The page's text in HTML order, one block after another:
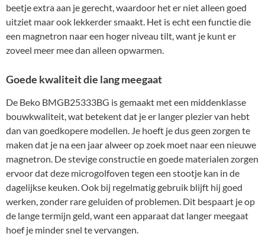
beetje extra aan je gerecht, waardoor het er niet alleen goed
uitziet maar ook lekkerder smaakt. Het is echt een functie die
een magnetron naar een hoger niveau tilt, want je kunt er
zoveel meer mee dan alleen opwarmen.
Goede kwaliteit die lang meegaat
De Beko BMGB25333BG is gemaakt met een middenklasse
bouwkwaliteit, wat betekent dat je er langer plezier van hebt
dan van goedkopere modellen. Je hoeft je dus geen zorgen te
maken dat je na een jaar alweer op zoek moet naar een nieuwe
magnetron. De stevige constructie en goede materialen zorgen
ervoor dat deze microgolfoven tegen een stootje kan in de
dagelijkse keuken. Ook bij regelmatig gebruik blijft hij goed
werken, zonder rare geluiden of problemen. Dit bespaart je op
de lange termijn geld, want een apparaat dat langer meegaat
hoef je minder snel te vervangen.